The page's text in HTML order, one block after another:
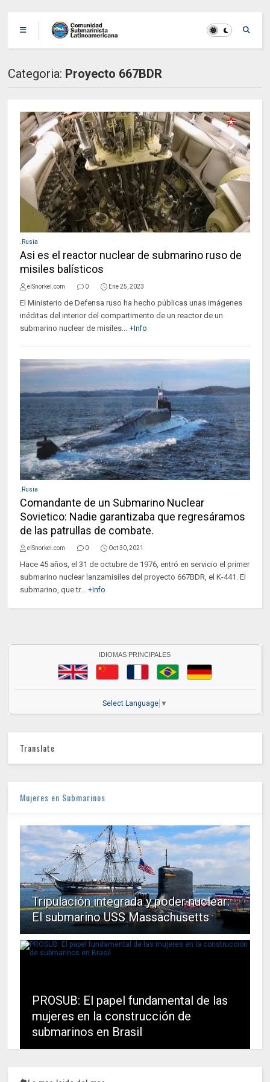
Categoria: Proyecto 667BDR
.Rusia
Asi es el reactor nuclear de submarino ruso de
misiles balísticos
elSnorkel.com 0 Ene 25, 2023
El Ministerio de Defensa ruso ha hecho públicas unas imágenes
inéditas del interior del compartimento de un reactor de un
submarino nuclear de misiles... +Info
.Rusia
Comandante de un Submarino Nuclear
Sovietico: Nadie garantizaba que regresáramos
de las patrullas de combate.
elSnorkel.com 0 Oct 30, 2021
Hace 45 años, el 31 de octubre de 1976, entró en servicio el primer
submarino nuclear lanzamisiles del proyecto 667BDR, el K-441. El
submarino, que tr... +Info
IDIOMAS PRINCIPALES
Select Language ▼
Translate
Mujeres en Submarinos
Tripulación integrada y poder nuclear:
El submarino USS Massachusetts
PROSUB: El papel fundamental de las
mujeres en la construcción de
submarinos en Brasil